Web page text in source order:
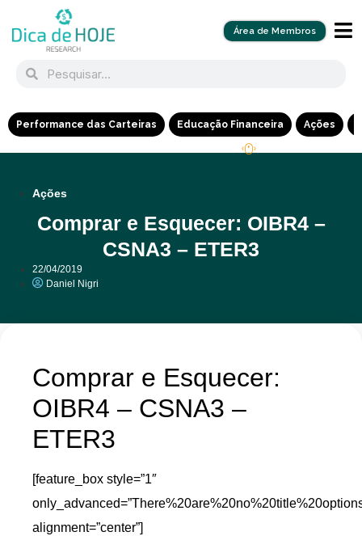
Área de Membros
Performance das Carteiras Educação Financeira Ações
Ações
Comprar e Esquecer: OIBR4 –
CSNA3 – ETER3
22/04/2019
Daniel Nigri
Comprar e Esquecer:
OIBR4 – CSNA3 –
ETER3
[feature_box style=”1″
alignment=”center”]